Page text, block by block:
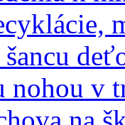
nohou v